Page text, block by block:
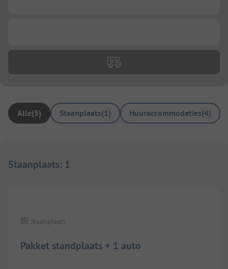
Alle(5) Staanplaats(1) Huuraccommodaties(4)
Staanplaats: 1
Pakket standplaats + 1 auto
Staanplaats